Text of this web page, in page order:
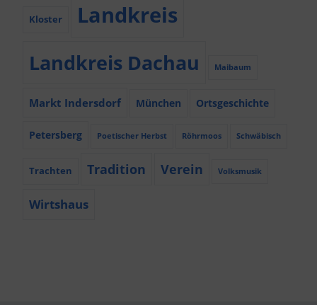
Kloster Landkreis
Landkreis Dachau Maibaum
Markt Indersdorf München Ortsgeschichte
Petersberg Poetischer Herbst Röhrmoos Schwäbisch
Trachten Tradition Verein Volksmusik
Wirtshaus